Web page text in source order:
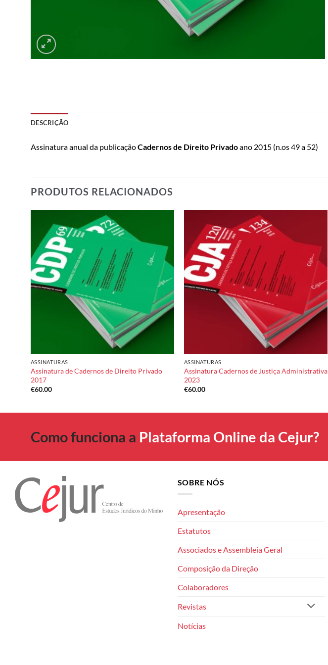
DESCRIÇÃO
Assinatura anual da publicaçãoCadernos de Direito Privadoano 2015 (n.os 49 a 52)
PRODUTOS RELACIONADOS
wishlist
ASSINATURAS
Assinatura de Cadernos de Direito Privado
2017
€60.00
wishlist
ASSINATURAS
Assinatura Cadernos de Justiça Administrativa
2023
€60.00
Como funciona a Plataforma Online da Cejur?
SOBRE NÓS
Apresentação
Estatutos
Associados e Assembleia Geral
Composição da Direção
Colaboradores
Revistas
Notícias